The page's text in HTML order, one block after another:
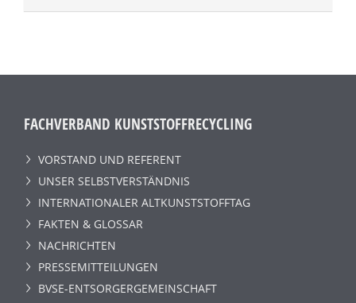
FACHVERBAND KUNSTSTOFFRECYCLING
VORSTAND UND REFERENT
UNSER SELBSTVERSTÄNDNIS
INTERNATIONALER ALTKUNSTSTOFFTAG
FAKTEN & GLOSSAR
NACHRICHTEN
PRESSEMITTEILUNGEN
BVSE-ENTSORGERGEMEINSCHAFT